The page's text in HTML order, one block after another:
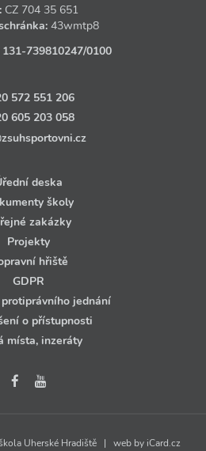
CZ 704 35 651
43wmtp8
131‑739810247/0100
572 551 206
605 203 058
deska
školy
zakázky
Projekty
hřiště
GDPR
jednání
o přístupnosti
místa, inzeráty
Uherské Hradiště | web by iCard.cz